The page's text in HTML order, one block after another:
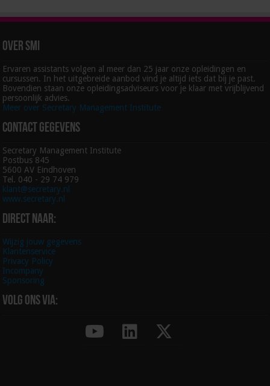
Over SMI
Ervaren assistants volgen al meer dan 25 jaar onze opleidingen en
cursussen. In het uitgebreide aanbod vind je altijd iets dat bij je past.
Bovendien staan onze opleidingsadviseurs voor je klaar met vrijblijvend
persoonlijk advies.
Meer over Secretary Management Institute
Contact gegevens
Secretary Management Institute
Postbus 845
5600 AV Eindhoven
Tel. 040 - 29 74 979
klant@secretary.nl
www.secretary.nl
Direct naar:
Wijzig jouw gegevens
Klantenservice
Privacy Policy
Incompany
Sponsoring
Volg ons via: